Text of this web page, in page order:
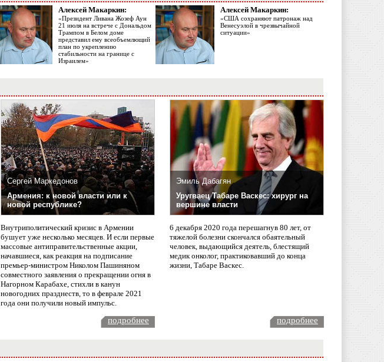
Алексей Макаркин:
«Президент Ливана Жозеф Аун
21 июля на встрече с Дональдом
Трампом в Белом доме
представил ему всеобъемлющий
план по укреплению
стабильности на границе с
Израилем»
Алексей Макаркин:
«США сохраняют патронаж над
Венесуэлой в чрезвычайной
ситуации»
Сергей Маркедонов
Армения: к новой власти или к
новой республике?
Внутриполитический кризис в Армении
бушует уже несколько месяцев. И если первые
массовые антиправительственные акции,
начавшиеся, как реакция на подписание
премьер-министром Николом Пашиняном
совместного заявления о прекращении огня в
Нагорном Карабахе, стихли в канун
новогодних празднеств, то в феврале 2021
года они получили новый импульс.
Эмиль Дабагян
Уругваец Табаре Васкес: хирург на
вершине власти
6 декабря 2020 года перешагнув 80 лет, от
тяжелой болезни скончался обаятельный
человек, выдающийся деятель, блестящий
медик онколог, практиковавший до конца
жизни, Табаре Васкес.
подробнее подробнее